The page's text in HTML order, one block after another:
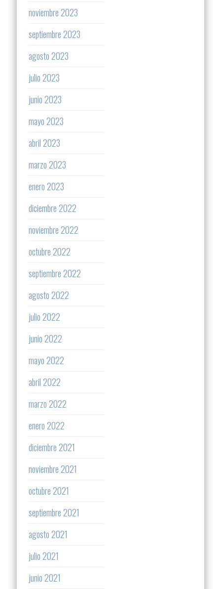
noviembre 2023
septiembre 2023
agosto 2023
julio 2023
junio 2023
mayo 2023
abril 2023
marzo 2023
enero 2023
diciembre 2022
noviembre 2022
octubre 2022
septiembre 2022
agosto 2022
julio 2022
junio 2022
mayo 2022
abril 2022
marzo 2022
enero 2022
diciembre 2021
noviembre 2021
octubre 2021
septiembre 2021
agosto 2021
julio 2021
junio 2021